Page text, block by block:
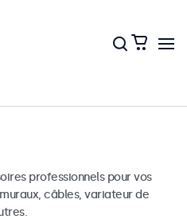
professionnels pour vos
câbles, variateur de